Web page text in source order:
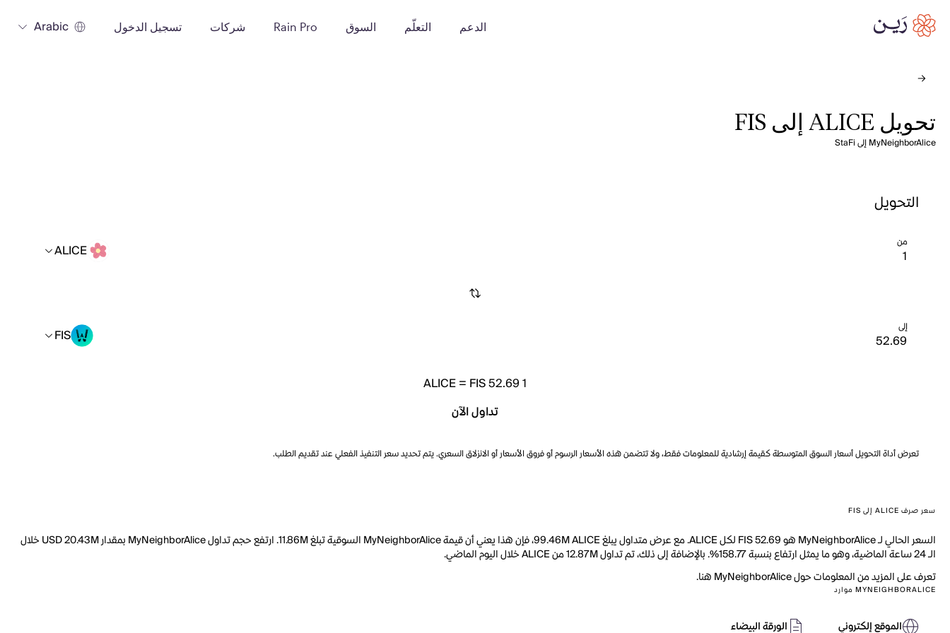
الدعم التعلّم السوق Rain Pro شركات تسجيل الدخول Arabic
تحويل ALICE إلى FIS
MyNeighborAlice إلى StaFi
التحويل
من ALICE
إلى FIS
1
ALICE= FIS 52.69
تداول الآن
تعرض أداة التحويل أسعار السوق المتوسطة كقيمة إرشادية للمعلومات فقط، ولا تتضمن هذه الأسعار الرسوم أو فروق الأسعار أو الانزلاق السعري. يتم تحديد سعر التنفيذ الفعلي عند تقديم الطلب.
سعر صرف ALICE إلى FIS
السعر الحالي لـ MyNeighborAlice هو FIS 52.69 لكل ALICE. مع عرض متداول يبلغ 99.46M ALICE، فإن هذا يعني أن قيمة MyNeighborAlice السوقية تبلغ 11.86M. ارتفع حجم تداول MyNeighborAlice بمقدار USD 20.43M خلال
الـ 24 ساعة الماضية، وهو ما يمثل ارتفاع بنسبة 158.77%. بالإضافة إلى ذلك، تم تداول 12.87M من ALICE خلال اليوم الماضي.
تعرف على المزيد من المعلومات حول MyNeighborAlice هنا.
MYNEIGHBORALICE موارد
الموقع إلكتروني الورقة البيضاء